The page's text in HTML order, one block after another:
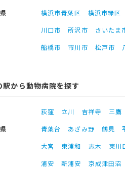
横浜市青葉区 横浜市緑区
川口市 所沢市 さいたま
船橋市 市川市 松戸市
駅から動物病院を探す
荻窪 立川 吉祥寺 三鷹
青葉台 あざみ野 鶴見
大宮 東浦和 志木 東川
浦安 新浦安 京成津田沼